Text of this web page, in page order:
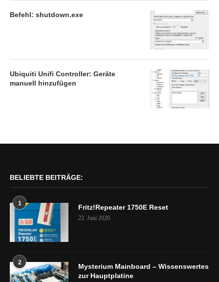
Befehl: shutdown.exe
Ubiquiti Unifi Controller: Geräte
manuell hinzufügen
BELIEBTE BEITRÄGE:
1 Fritz!Repeater 1750E Reset
22. Juni 2020
2
Mysterium Mainboard – Wissenswertes
zur Hauptplatine